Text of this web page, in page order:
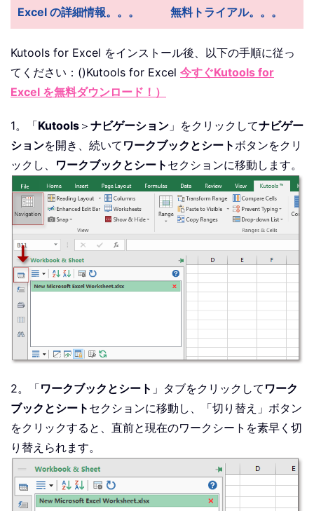
Excel の詳細情報。。。
無料トライアル。。。
Kutools for Excel をインストール後、以下の手順に従っ
てください：()Kutools for Excel 今すぐKutools for
Excel を無料ダウンロード！）
1。「Kutools ＞ ナビゲーション 」をクリックしてナビゲー
ションを開き、続いて ワークブックとシート ボタンをクリ
ックし、 ワークブックとシート セクションに移動します。
2。「ワークブックとシート 」タブをクリックして ワーク
ブックとシート セクションに移動し、「切り替え」ボタン
をクリックすると、直前と現在のワークシートを素早く切
り替えられます。